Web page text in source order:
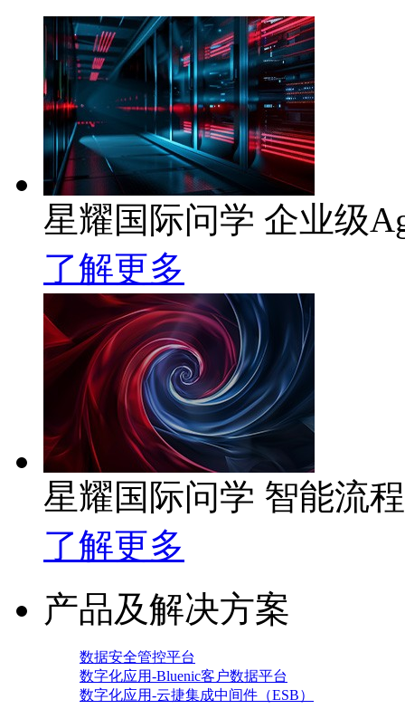
星耀国际问学 企业级
了解更多
星耀国际问学 智能流
了解更多
产品及解决方案
数据安全管控平台
数字化应用-Bluenic客户数据平台
数字化应用-云捷集成中间件（ESB）